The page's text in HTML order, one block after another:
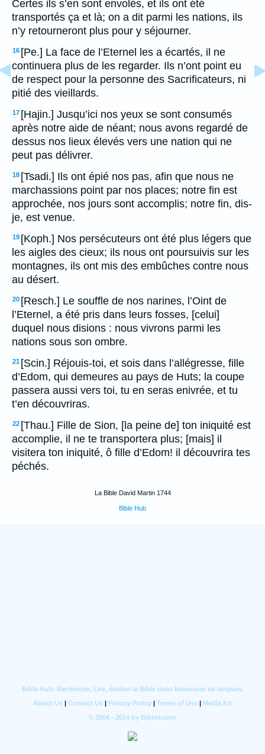
Certes ils s’en sont envolés, et ils ont été
transportés ça et là; on a dit parmi les nations, ils
n’y retourneront plus pour y séjourner.
16 [Pe.] La face de l’Eternel les a écartés, il ne
continuera plus de les regarder. Ils n’ont point eu
de respect pour la personne des Sacrificateurs, ni
pitié des vieillards.
17 [Hajin.] Jusqu’ici nos yeux se sont consumés
après notre aide de néant; nous avons regardé de
dessus nos lieux élevés vers une nation qui ne
peut pas délivrer.
18 [Tsadi.] Ils ont épié nos pas, afin que nous ne
marchassions point par nos places; notre fin est
approchée, nos jours sont accomplis; notre fin, dis-
je, est venue.
19 [Koph.] Nos persécuteurs ont été plus légers que
les aigles des cieux; ils nous ont poursuivis sur les
montagnes, ils ont mis des embûches contre nous
au désert.
20 [Resch.] Le souffle de nos narines, l’Oint de
l’Eternel, a été pris dans leurs fosses, [celui]
duquel nous disions : nous vivrons parmi les
nations sous son ombre.
21 [Scin.] Réjouis-toi, et sois dans l’allégresse, fille
d’Edom, qui demeures au pays de Huts; la coupe
passera aussi vers toi, tu en seras enivrée, et tu
t’en découvriras.
22 [Thau.] Fille de Sion, [la peine de] ton iniquité est
accomplie, il ne te transportera plus; [mais] il
visitera ton iniquité, ô fille d’Edom! il découvrira tes
péchés.
La Bible David Martin 1744
Bible Hub